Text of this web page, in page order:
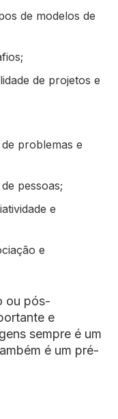
de modelos de
de projetos e
problemas e
pessoas;
e
e
ou pós-
e
sempre é um
é um pré-